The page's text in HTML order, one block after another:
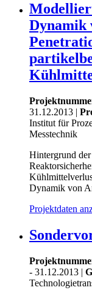
Dynamik
31.12.2013 |
Institut für
Messtechnik
Hintergrund
Dynamik von
Projektdaten
- 31.12.2013 |